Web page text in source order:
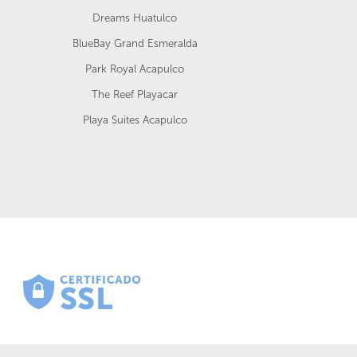
Dreams Huatulco
BlueBay Grand Esmeralda
Park Royal Acapulco
The Reef Playacar
Playa Suites Acapulco